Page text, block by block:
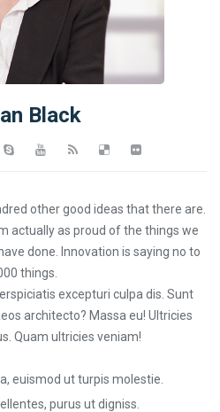
Black
other good ideas that there are.
actually as proud of the things we
done. Innovation is saying no to
things.
excepturi culpa dis. Sunt
architecto? Massa eu! Ultricies
Quam ultricies veniam!
euismod ut turpis molestie.
purus ut digniss.